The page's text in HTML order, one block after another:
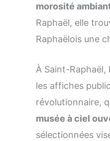
morosité
Raphaël, elle
Raphaëlois une
À Saint-Raphaël,
les affiches
révolutionnaire,
musée à ciel
sélectionnées